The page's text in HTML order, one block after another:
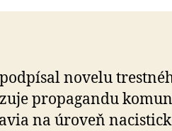
novelu
propagandu
na úroveň